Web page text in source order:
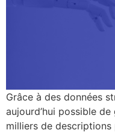
Grâce à des données
aujourd’hui possible
milliers de descriptions